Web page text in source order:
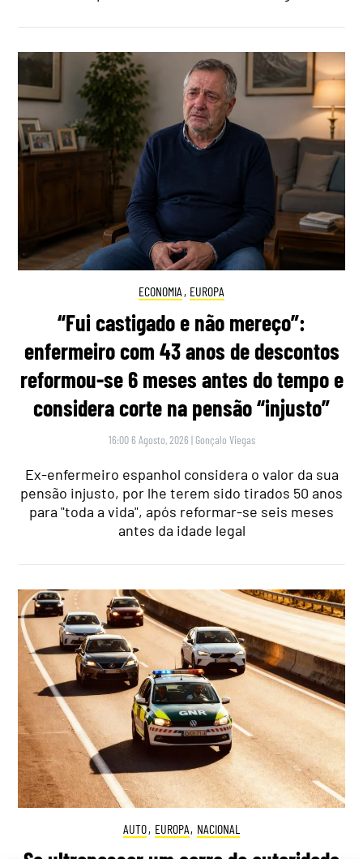
ECONOMIA , EUROPA
“Fui castigado e não mereço”:
enfermeiro com 43 anos de descontos
reformou-se 6 meses antes do tempo e
considera corte na pensão “injusto”
16:00 6 Agosto, 2026 | Gonçalo Viegas
Ex-enfermeiro espanhol considera o valor da sua
pensão injusto, por lhe terem sido tirados 50 anos
para "toda a vida", após reformar-se seis meses
antes da idade legal
AUTO, EUROPA, NACIONAL